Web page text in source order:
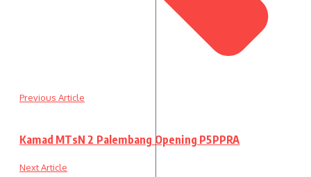
Previous Article
Kamad MTsN 2 Palembang Opening P5PPRA
Next Article